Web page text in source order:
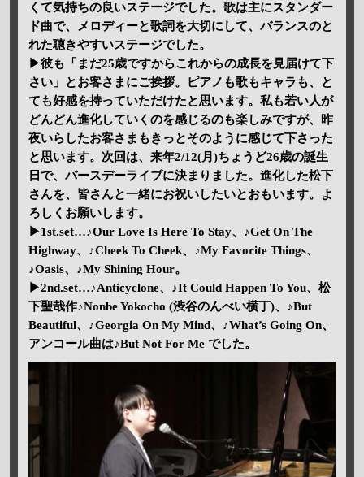
くて気持ちの良いステージでした。歌は主にスタンダー
ド曲で、メロディーと歌詞を大切にして、バランスのと
れた聴きやすいステージでした。
▶彼も「まだ25歳ですからこれからの成長を見届けて下
さい」とお客さまにご挨拶。ピアノも歌もキャラも、と
ても好感を持っていただけたと思います。私も若い人が
どんどん進化していくのを感じるのも楽しみですが、昨
夜いらしたお客さまもきっとそのように感じて下さった
と思います。次回は、来年2/12(月)ちょうど26歳の誕生
日で、バースデーライブに決まりました。進化した松下
さんを、皆さんと一緒にお祝いしたいとおもいます。よ
ろしくお願いします。
▶1st.set…♪Our Love Is Here To Stay、♪Get On The
Highway、♪Cheek To Cheek、♪My Favorite Things、
♪Oasis、♪My Shining Hour。
▶2nd.set…♪Anticyclone、♪It Could Happen To You、松
下聖哉作♪Nonbe Yokocho (渋谷のんべい横丁)、♪But
Beautiful、♪Georgia On My Mind、♪What’s Going On、
アンコール曲は♪But Not For Me でした。